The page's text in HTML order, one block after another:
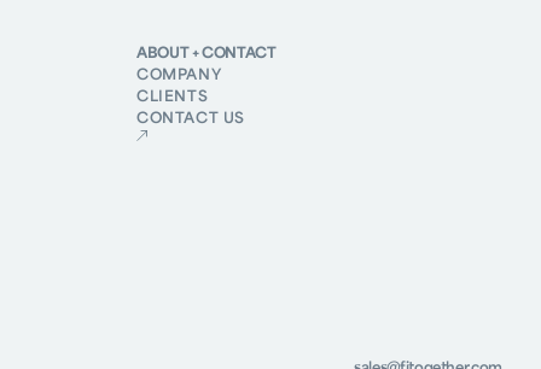
ABOUT + CONTACT
COMPANY
CLIENTS
CONTACT US